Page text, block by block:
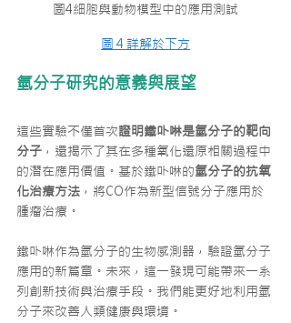
圖4細胞與動物模型中的應用測試
圖４詳解於下方
氫分子研究的意義與展望
這些實驗不僅首次證明鐵卟啉是氫分子的靶向
分子 ，還揭示了其在多種氧化還原相關過程中
的潛在應用價值。基於鐵卟啉的氫分子的抗氧
化治療方法 ，將CO作為新型信號分子應用於
腫瘤治療。
鐵卟啉作為氫分子的生物感測器，驗證氫分子
應用的新篇章。未來，這一發現可能帶來一系
列創新技術與治療手段。我們能更好地利用氫
分子來改善人類健康與環境。